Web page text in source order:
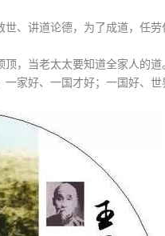
、讲道论德，为了成道，任劳
，当老太太要知道全家人的
家好、一国才好；一国好、